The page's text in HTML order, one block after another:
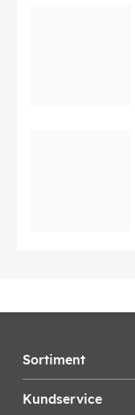
Sortiment
Kundservice